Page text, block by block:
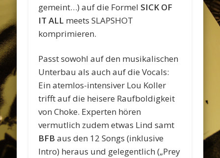
gemeint…) auf die Formel SICK OF
IT ALL meets SLAPSHOT
komprimieren.
Passt sowohl auf den musikalischen
Unterbau als auch auf die Vocals:
Ein atemlos-intensiver Lou Koller
trifft auf die heisere Raufboldigkeit
von Choke. Experten hören
vermutlich zudem etwas Lind samt
BFB aus den 12 Songs (inklusive
Intro) heraus und gelegentlich („Prey